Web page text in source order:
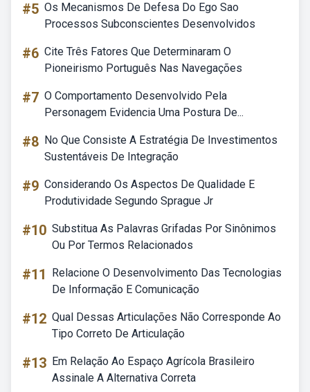
#5 Os Mecanismos De Defesa Do Ego Sao
Processos Subconscientes Desenvolvidos
#6 Cite Três Fatores Que Determinaram O
Pioneirismo Português Nas Navegações
#7 O Comportamento Desenvolvido Pela
Personagem Evidencia Uma Postura De...
#8 No Que Consiste A Estratégia De Investimentos
Sustentáveis De Integração
#9 Considerando Os Aspectos De Qualidade E
Produtividade Segundo Sprague Jr
#10 Substitua As Palavras Grifadas Por Sinônimos
Ou Por Termos Relacionados
#11
Relacione O Desenvolvimento Das Tecnologias
De Informação E Comunicação
#12 Qual Dessas Articulações Não Corresponde Ao
Tipo Correto De Articulação
#13 Em Relação Ao Espaço Agrícola Brasileiro
Assinale A Alternativa Correta